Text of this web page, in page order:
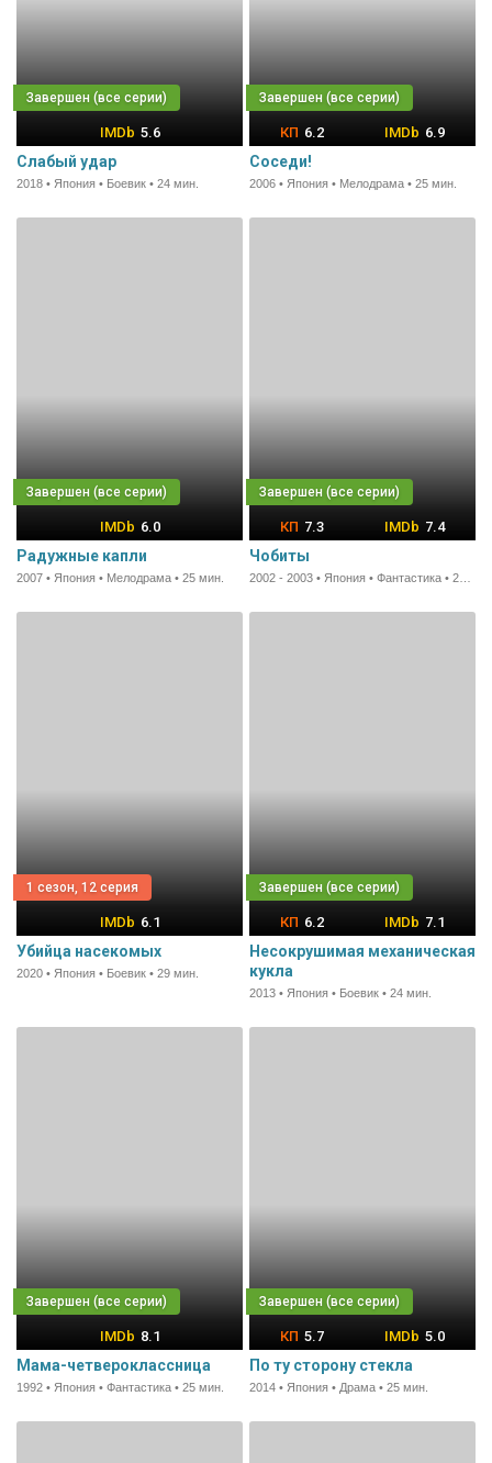
5.6
Слабый удар
2018 • Япония • Боевик • 24 мин.
6.2 6.9
Соседи!
2006 • Япония • Мелодрама • 25 мин.
6.0
Радужные капли
2007 • Япония • Мелодрама • 25 мин.
7.3 7.4
Чобиты
1 сезон, 12 серия
6.1
Убийца насекомых
2020 • Япония • Боевик • 29 мин.
6.2 7.1
Несокрушимая механическая
кукла
2013 • Япония • Боевик • 24 мин.
8.1
Мама-четвероклассница
1992 • Япония • Фантастика • 25 мин.
5.7 5.0
По ту сторону стекла
2014 • Япония • Драма • 25 мин.